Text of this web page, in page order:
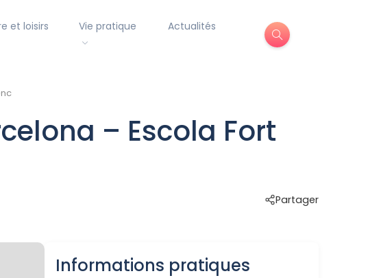
et loisirs Vie pratique Actualités
– Escola Fort
Partager
Informations pratiques